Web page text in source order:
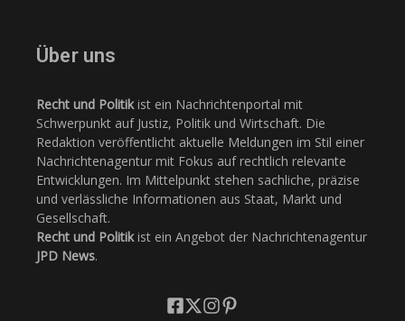
Über uns
Recht und Politikist ein Nachrichtenportal mit
Schwerpunkt auf Justiz, Politik und Wirtschaft. Die
Redaktion veröffentlicht aktuelle Meldungen im Stil einer
Nachrichtenagentur mit Fokus auf rechtlich relevante
Entwicklungen. Im Mittelpunkt stehen sachliche, präzise
und verlässliche Informationen aus Staat, Markt und
Gesellschaft.
Recht und Politikist ein Angebot der Nachrichtenagentur
JPD News.